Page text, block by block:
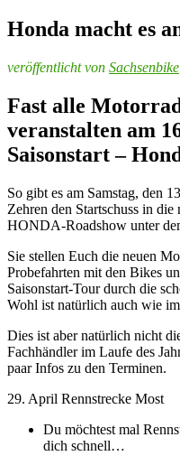
Honda macht es
veröffentlicht von Sachsenbike
Fast alle
veranstalten am
Saisonstart –
So gibt es am Samstag, den
Zehren den Startschuss in
HONDA-Roadshow unter
Sie stellen Euch die neuen
Probefahrten mit den Bikes
Saisonstart-Tour durch die
Wohl ist natürlich auch wie
Dies ist aber natürlich nicht
Fachhändler im Laufe des
paar Infos zu den Terminen.
29. April Rennstrecke Most
Du möchtest mal
dich schnell…